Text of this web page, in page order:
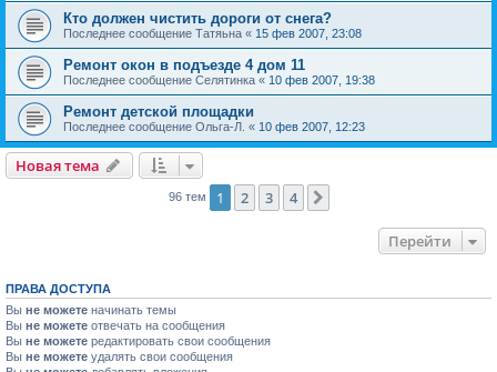
Кто должен чистить дороги от снега?
Последнее сообщение Татяьна « 15 фев 2007, 23:08
Ремонт окон в подъезде 4 дом 11
Последнее сообщение Селятинка « 10 фев 2007, 19:38
Ремонт детской площадки
Последнее сообщение Ольга-Л. « 10 фев 2007, 12:23
Новая тема
96 тем 1 2 3 4
Перейти
ПРАВА ДОСТУПА
Вы не можете начинать темы
Вы не можете отвечать на сообщения
Вы не можете редактировать свои сообщения
Вы не можете удалять свои сообщения